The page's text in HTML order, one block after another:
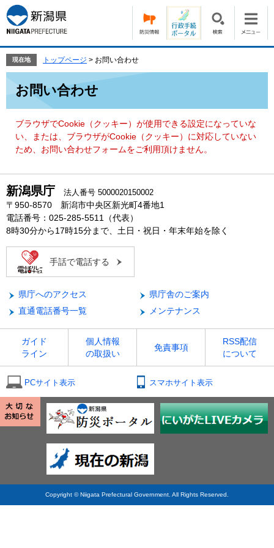
ー
ジ
の
頭
す。
ニ
ュ
ー
飛
て
現在地 トップページ > お問い合わせ
お問い合わせ
ブラウザでCookie（クッキー）が使用できる設定になっていな
い、または、ブラウザがCookie（クッキー）に対応していない
ため、お問い合わせフォームをご利用頂けません。
新潟県庁 法人番号 5000020150002
〒950-8570 新潟市中央区新光町4番地1
電話番号：025-285-5511（代表）
8時30分から17時15分まで、土日・祝日・年末年始を除く
手話で電話する
県庁へのアクセス
県庁舎のご案内
直通電話番号一覧
メンテナンス
ガイド
ライン
個人情報
の取扱い
免責事項
RSS配信
について
PCサイト表示 スマホサイト表示
Copyright © Niigata Prefectural Government. All Rights Reserved.